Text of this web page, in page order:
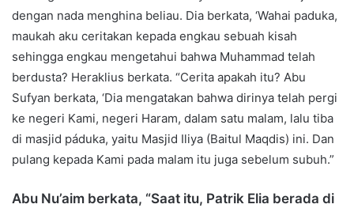
dengan nada menghina beliau. Dia berkata, ‘Wahai paduka,
maukah aku ceritakan kepada engkau sebuah kisah
sehingga engkau mengetahui bahwa Muhammad telah
berdusta? Heraklius berkata. “Cerita apakah itu? Abu
Sufyan berkata, ‘Dia mengatakan bahwa dirinya telah pergi
ke negeri Kami, negeri Haram, dalam satu malam, lalu tiba
di masjid páduka, yaitu Masjid Iliya (Baitul Maqdis) ini. Dan
pulang kepada Kami pada malam itu juga sebelum subuh.”
Abu Nu’aim berkata, “Saat itu, Patrik Elia berada di